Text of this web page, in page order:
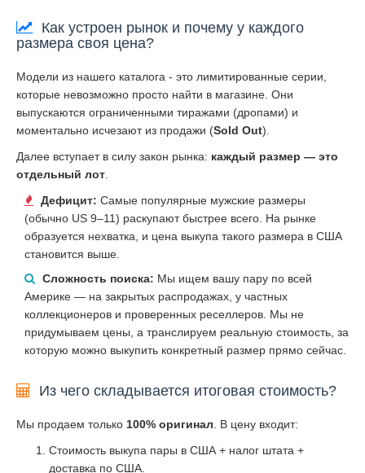
Как устроен рынок и почему у каждого
размера своя цена?
Модели из нашего каталога - это лимитированные серии,
которые невозможно просто найти в магазине. Они
выпускаются ограниченными тиражами (дропами) и
моментально исчезают из продажи (Sold Out).
Далее вступает в силу закон рынка: каждый размер — это
отдельный лот
Дефицит: Самые популярные мужские размеры
(обычно US 9–11) раскупают быстрее всего. На рынке
образуется нехватка, и цена выкупа такого размера в США
становится выше.
Сложность поиска: Мы ищем вашу пару по всей
Америке — на закрытых распродажах, у частных
коллекционеров и проверенных реселлеров. Мы не
придумываем цены, а транслируем реальную стоимость, за
которую можно выкупить конкретный размер прямо сейчас.
Из чего складывается итоговая стоимость?
Мы продаем только 100% оригинал . В цену входит:
Стоимость выкупа пары в США + налог штата +
доставка по США.